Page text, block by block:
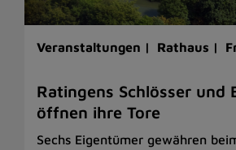
Veranstaltungen | Rathaus |
Ratingens Schlösser und
öffnen ihre Tore
Sechs Eigentümer gewähren